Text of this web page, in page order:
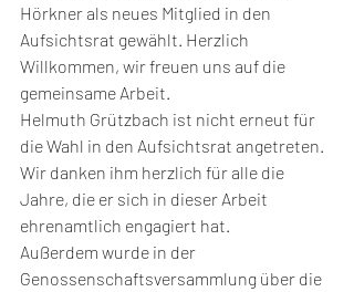
Hörkner als neues Mitglied in den
Aufsichtsrat gewählt. Herzlich
Willkommen, wir freuen uns auf die
gemeinsame Arbeit.
Helmuth Grützbach ist nicht erneut für
die Wahl in den Aufsichtsrat angetreten.
Wir danken ihm herzlich für alle die
Jahre, die er sich in dieser Arbeit
ehrenamtlich engagiert hat.
Außerdem wurde in der
Genossenschaftsversammlung über die